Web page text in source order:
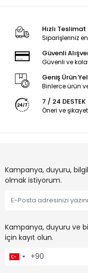
Hızlı Teslimat
Siparişleriniz
Güvenli
Güvenli ve
Geniş Ürün
Binlerce ürün
7 / 24 DESTEK
Öneri ve
Kampanya, duyuru,
olmak istiyorum.
Kampanya, duyuru ve
için kayıt olun.